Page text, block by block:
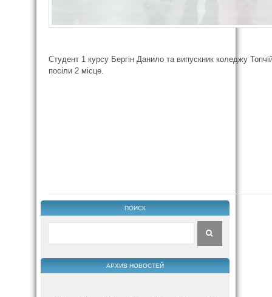
Студент 1 курсу Бергін Данило та випускник коледжу
посіли 2 місце.
ПОИСК
АРХИВ НОВОСТЕЙ